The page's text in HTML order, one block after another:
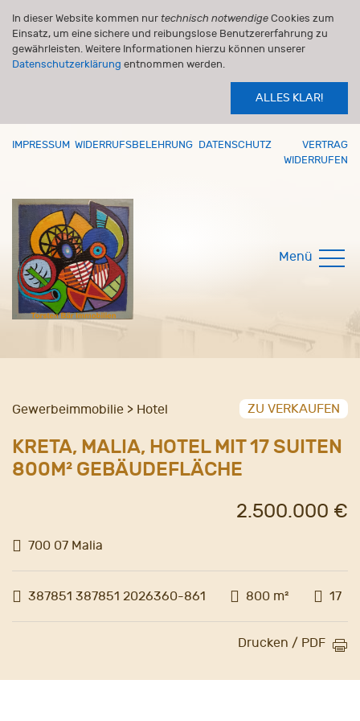
In dieser Website kommen nur technisch notwendige Cookies zum
Einsatz, um eine sichere und reibungslose Benutzererfahrung zu
gewährleisten. Weitere Informationen hierzu können unserer
Datenschutzerklärung entnommen werden.
ALLES KLAR!
IMPRESSUM WIDERRUFSBELEHRUNG DATENSCHUTZ
VERTRAG
WIDERRUFEN
Menü
Gewerbeimmobilie > Hotel ZU VERKAUFEN
KRETA, MALIA, HOTEL MIT 17 SUITEN
800M² GEBÄUDEFLÄCHE
700 07 Malia
2.500.000 €
387851 387851 2026360-861 800 m² 17
Drucken / PDF